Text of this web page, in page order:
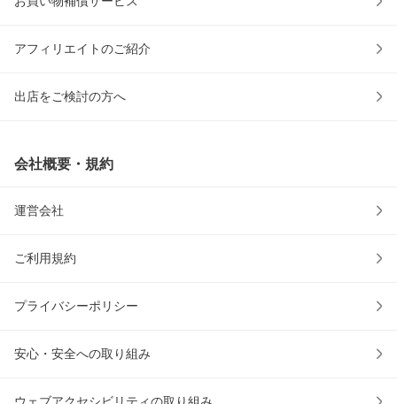
アフィリエイトのご紹介
出店をご検討の方へ
会社概要・規約
運営会社
ご利用規約
プライバシーポリシー
安心・安全への取り組み